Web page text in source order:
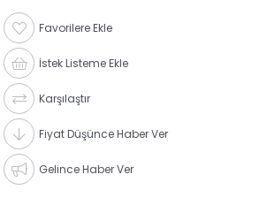
Favorilere Ekle
İstek Listeme Ekle
Karşılaştır
Fiyat Düşünce Haber Ver
Gelince Haber Ver